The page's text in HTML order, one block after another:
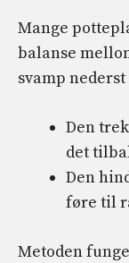
Mange
balanse
svamp
Den
det
Den
føre til
Metoden